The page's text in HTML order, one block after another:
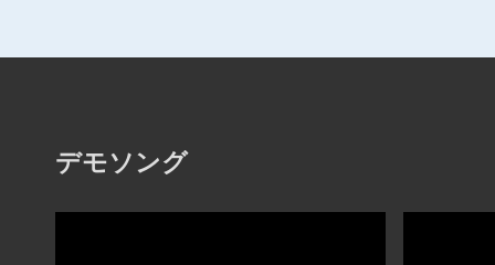
デモソング